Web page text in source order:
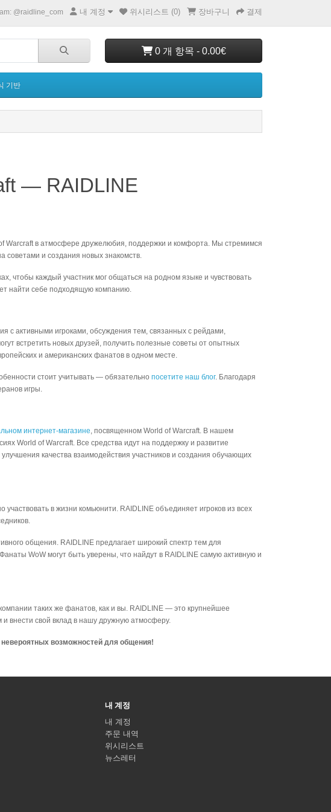
@raidline_com 내 계정 위시리스트 (0) 장바구니 결제
0 개 항목 - 0.00€
기반
— RAIDLINE
Warcraft в атмосфере дружелюбия, поддержки и комфорта. Мы стремимся
советами и создания новых знакомств.
чтобы каждый участник мог общаться на родном языке и чувствовать
найти себе подходящую компанию.
с активными игроками, обсуждения тем, связанных с рейдами,
встретить новых друзей, получить полезные советы от опытных
и американских фанатов в одном месте.
стоит учитывать — обязательно посетите наш блог. Благодаря
игры.
интернет-магазине, посвященном World of Warcraft. В нашем
World of Warcraft. Все средства идут на поддержку и развитие
качества взаимодействия участников и создания обучающих
в жизни комьюнити. RAIDLINE объединяет игроков из всех
общения. RAIDLINE предлагает широкий спектр тем для
WoW могут быть уверены, что найдут в RAIDLINE самую активную и
таких же фанатов, как и вы. RAIDLINE — это крупнейшее
внести свой вклад в нашу дружную атмосферу.
возможностей для общения!
내 계정
내 계정
주문 내역
위시리스트
뉴스레터